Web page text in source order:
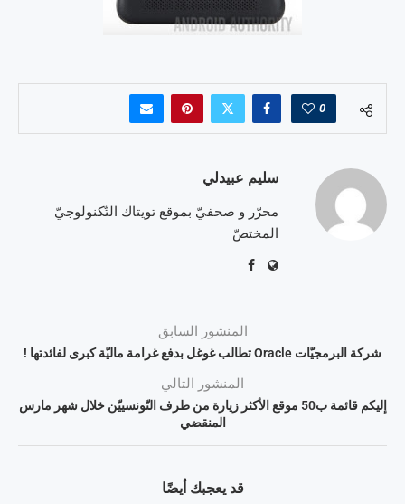
0
سليم عبيدلي
محرّر و صحفيّ بموقع تويتاك التّكنولوجيّ
المختصّ
المنشور السابق
شركة البرمجيّات Oracle تطالب غوغل بدفع غرامة ماليّة كبرى لفائدتها !
المنشور التالي
إليكم قائمة ب50 موقع الأكثر زيارة من طرف التّونسييّن خلال شهر مارس
المنقضي
قد يعجبك أيضًا